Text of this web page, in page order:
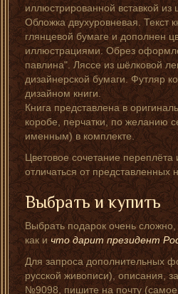
иллюстрированной вставкой из
Обложка двухуровневая. Текст
глянцевой бумаге и дополнен
иллюстрациями. Обрез
павлина". Ляссе из шёлковой
дизайнерской бумаги. Футляр
дизайном книги.
Книга представлена в
коробе, перчатки, по желанию
именным) в комплекте.
Цветовое сочетание переплёта
отличаться от представленных
Выбрать и купить
Выбрать подарок очень сложно,
как ичто дарит президент
Для запроса дополнительных
русской живописи), описания,
№9098, пишите на почту